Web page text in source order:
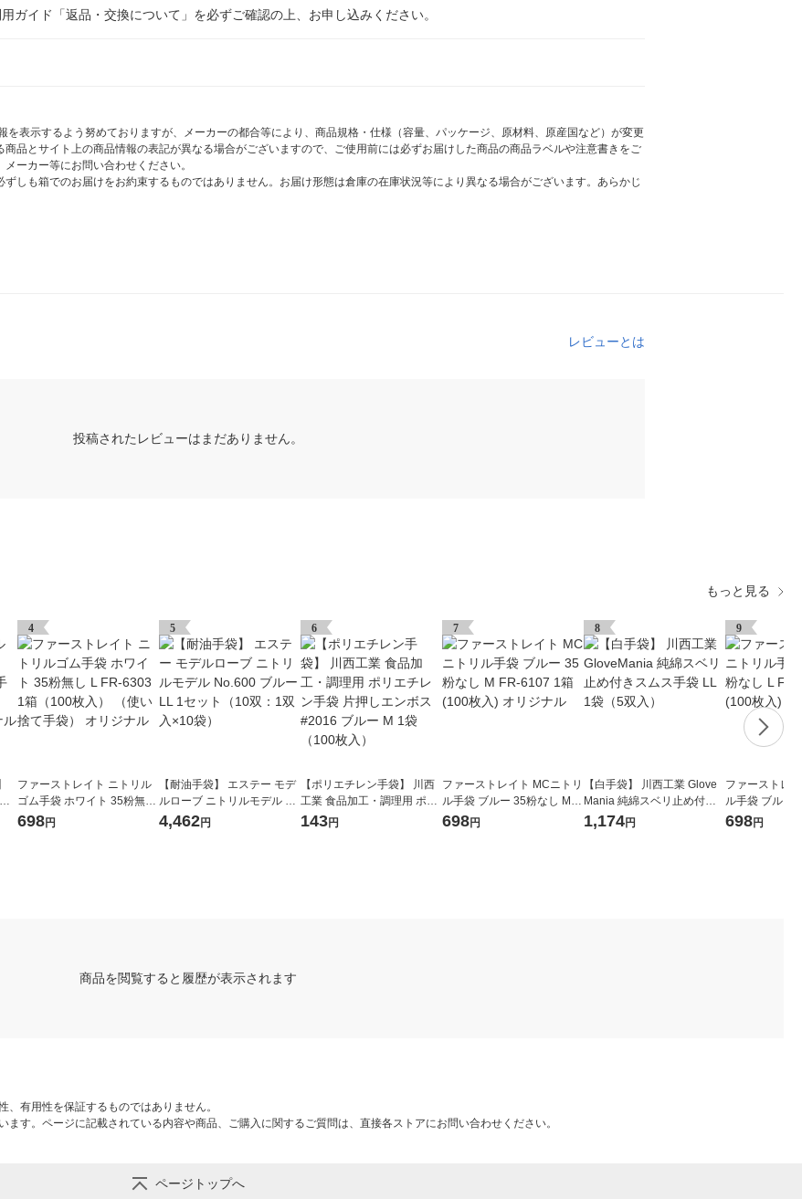
ガイド「返品・交換について」を必ずご確認の上、お申し込みください。
表示するよう努めておりますが、メーカーの都合等により、商品規格・仕様（容量、パッケージ、原材料、原産国など）が変更
品とサイト上の商品情報の表記が異なる場合がございますので、ご使用前には必ずお届けした商品の商品ラベルや注意書きをご
ーカー等にお問い合わせください。
しも箱でのお届けをお約束するものではありません。お届け形態は倉庫の在庫状況等により異なる場合がございます。あらかじ
レビューとは
投稿されたレビューはまだありません。
もっと見る
4
ファーストレイト ニトリル
ゴム手袋 ホワイト 35粉無し
L FR-6303 1箱（100枚入）
698円
5
【耐油手袋】 エステー モデ
ルローブ ニトリルモデル N
o.600 ブルー LL 1セット（1
4,462円
6
【ポリエチレン手袋】 川西
工業 食品加工・調理用 ポリ
エチレン手袋 片押しエンボ
143円
7
ファーストレイト MCニトリ
ル手袋 ブルー 35粉なし M F
R-6107 1箱(100枚入) オリジ
698円
8
【白手袋】 川西工業 Glove
Mania 純綿スベリ止め付き
スムス手袋 LL 1袋（5双入）
1,174円
9
ファーストレ
ル手袋 ブルー
R-6108 1箱
698円
商品を閲覧すると履歴が表示されます
有用性を保証するものではありません。
す。ページに記載されている内容や商品、ご購入に関するご質問は、直接各ストアにお問い合わせください。
ページトップへ